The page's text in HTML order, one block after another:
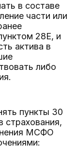
в составе
части или
28E, и
актива в
либо
пункты 30
страхования,
МСФО